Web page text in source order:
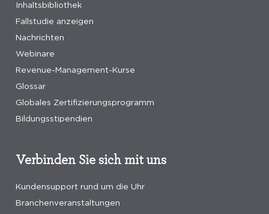
Inhaltsbibliothek
Fallstudie anzeigen
Nachrichten
Webinare
Revenue-Management-Kurse
Glossar
Globales Zertifizierungsprogramm
Bildungsstipendien
Verbinden Sie sich mit uns
Kundensupport rund um die Uhr
Branchenveranstaltungen